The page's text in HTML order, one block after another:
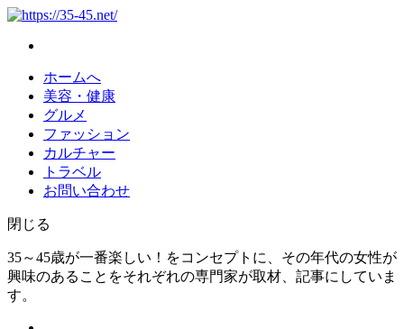
ホームへ
美容・健康
グルメ
ファッション
カルチャー
トラベル
お問い合わせ
閉じる
35～45歳が一番楽しい！をコンセプトに、その年代の女性が
興味のあることをそれぞれの専門家が取材、記事にしていま
す。